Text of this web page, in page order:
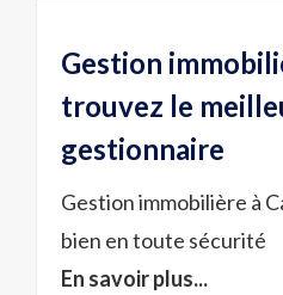
Gestion
trouvez le
gestionnaire
Gestion immobilière à
bien en toute sécurité
En savoir plus...